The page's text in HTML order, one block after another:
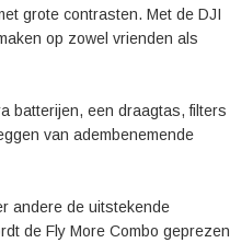
grote contrasten. Met de DJI
op zowel vrienden als
batterijen, een draagtas, filters
van adembenemende
andere de uitstekende
de Fly More Combo geprezen